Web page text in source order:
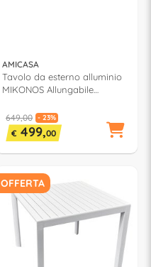
AMICASA
Tavolo da esterno alluminio
MIKONOS Allungabile
300x102,5x75cm) LY AT 237
649,00 - 23%
€ 499,00
OFFERTA